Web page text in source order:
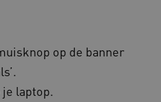
op de banner
laptop.